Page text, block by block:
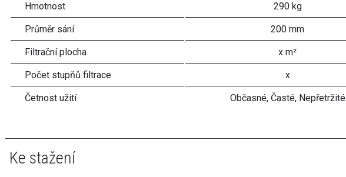
Hmotnost 290 kg
Průměr sání 200 mm
Filtrační plocha x m²
Počet stupňů filtrace x
Četnost užití Občasné, Časté, Nepřetržité
Ke stažení